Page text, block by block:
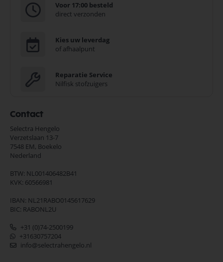
Voor 17:00 besteld
direct verzonden
Kies uw leverdag
of afhaalpunt
Reparatie Service
Nilfisk stofzuigers
Contact
Selectra Hengelo
Verzetslaan 13-7
7548 EM, Boekelo
Nederland
BTW: NL001406482B41
KVK: 60566981
IBAN: NL21RABO0145617629
BIC: RABONL2U
+31 (0)74-2500199
+31630757204
info@selectrahengelo.nl